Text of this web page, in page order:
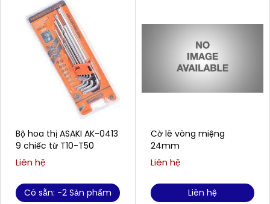
Bộ hoa thị ASAKI AK-0413
9 chiếc từ T10-T50
Liên hệ
Có sẵn: -2 Sản phẩm
Cờ lê vòng miệng
24mm
Liên hệ
Liên hệ